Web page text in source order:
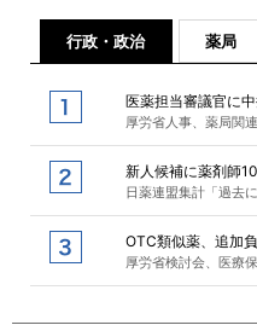
行政・政治 薬局
医薬担当審議官に
厚労省人事、薬局関
新人候補に薬剤師
日薬連盟集計「過去
OTC類似薬、追加
厚労省検討会、医療